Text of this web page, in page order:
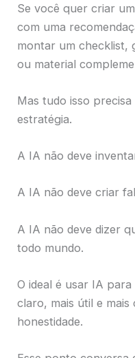
Se você quer criar
com uma
montar um checklist,
ou material
Mas tudo isso
estratégia.
A IA não deve
A IA não deve criar
A IA não deve dizer
todo mundo.
O ideal é usar IA
claro, mais útil e
honestidade.